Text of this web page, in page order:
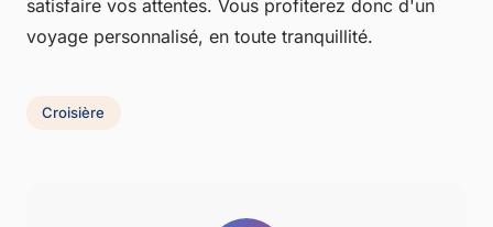
satisfaire vos attentes. Vous profiterez donc d'un
voyage personnalisé, en toute tranquillité.
Croisière